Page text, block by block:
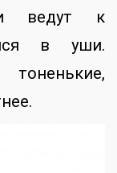
ведут к
в уши.